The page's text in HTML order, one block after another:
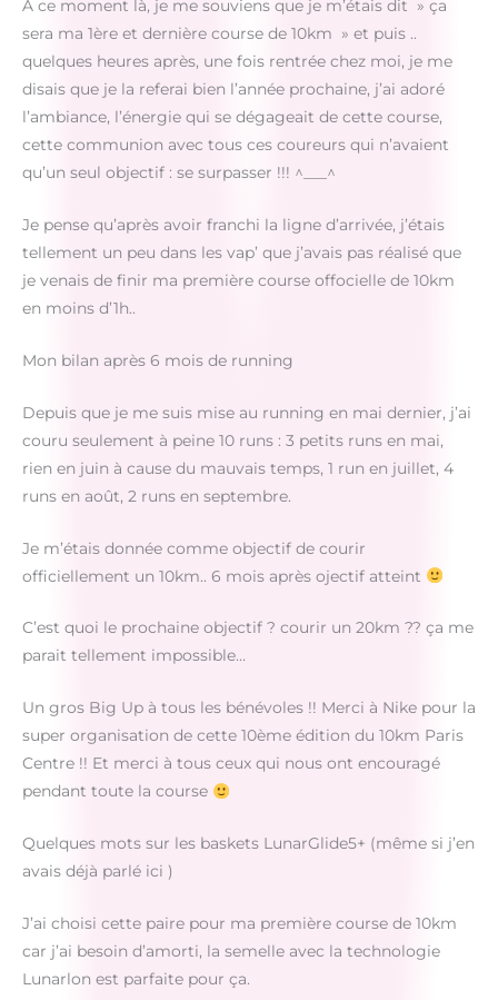
A ce moment là, je me souviens que je m’étais dit » ça
sera ma 1ère et dernière course de 10km » et puis ..
quelques heures après, une fois rentrée chez moi, je me
disais que je la referai bien l’année prochaine, j’ai adoré
l’ambiance, l’énergie qui se dégageait de cette course,
cette communion avec tous ces coureurs qui n’avaient
qu’un seul objectif : se surpasser !!! ^___^
Je pense qu’après avoir franchi la ligne d’arrivée, j’étais
tellement un peu dans les vap’ que j’avais pas réalisé que
je venais de finir ma première course offocielle de 10km
en moins d’1h..
Mon bilan après 6 mois de running
Depuis que je me suis mise au running en mai dernier, j’ai
couru seulement à peine 10 runs : 3 petits runs en mai,
rien en juin à cause du mauvais temps, 1 run en juillet, 4
runs en août, 2 runs en septembre.
Je m’étais donnée comme objectif de courir
officiellement un 10km.. 6 mois après ojectif atteint
C’est quoi le prochaine objectif ? courir un 20km ?? ça me
parait tellement impossible…
Un gros Big Up à tous les bénévoles !! Merci à Nike pour la
super organisation de cette 10ème édition du 10km Paris
Centre !! Et merci à tous ceux qui nous ont encouragé
pendant toute la course
Quelques mots sur les baskets LunarGlide5+ (même si j’en
avais déjà parlé ici )
J’ai choisi cette paire pour ma première course de 10km
car j’ai besoin d’amorti, la semelle avec la technologie
Lunarlon est parfaite pour ça.